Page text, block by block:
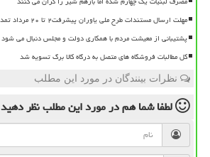
مهلت ارسال مستندات طرح ملی یاوران پیشرفت۲ تا ۲۰ مرداد تمدید گردید
پشتیبانی از معیشت مردم با همکاری دولت و مجلس دنبال می شود
کل مطالبات فروشگاه های متصل به درگاه کالا برگ تسویه شد
نظرات بینندگان در مورد این مطلب
لطفا شما همدر مورد این مطلبنظر دهید